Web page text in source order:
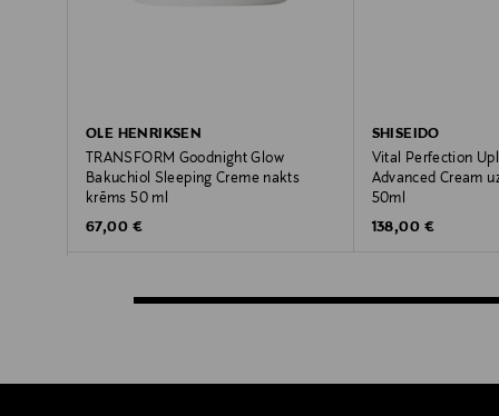
OLE HENRIKSEN
TRANSFORM Goodnight Glow
Bakuchiol Sleeping Creme nakts
krēms 50 ml
Original Price
67,00 €
SHISEIDO
Vital Perfection
Advanced Cream
50ml
Original Price
138,00 €